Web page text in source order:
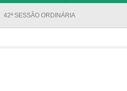
42ª SESSÃO ORDINÁRIA